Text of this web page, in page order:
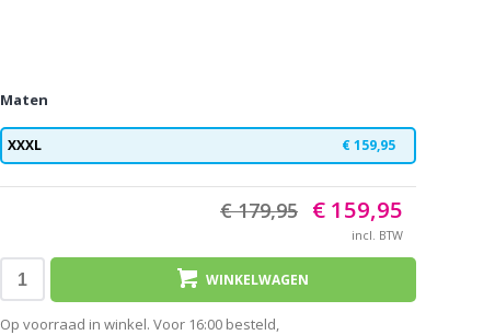
Maten
XXXL € 159,95
€ 179,95 € 159,95
incl. BTW
WINKELWAGEN
Op voorraad in winkel. Voor 16:00 besteld,